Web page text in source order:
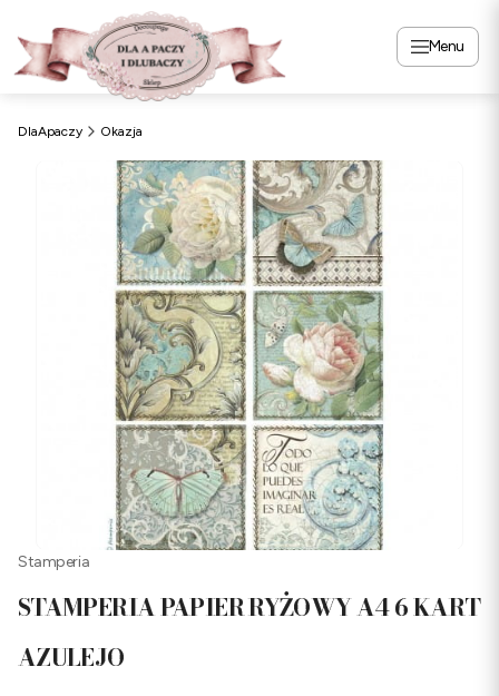
Menu
DlaApaczy Okazja
Stamperia
STAMPERIA PAPIER RYŻOWY A4 6 KART
AZULEJO